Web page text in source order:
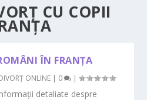
CU COPII
ÎN FRANȚA
ONLINE | 0 |
detaliate despre